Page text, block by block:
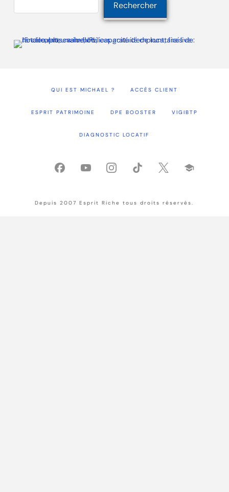
Rechercher
QUI EST MICHAEL ? ACCÈS CLIENT
ESPRIT PATRIMOINE DPE BOOSTER VIGIBTP
DIAGNOSTIC LOCATIF
Depuis 2007 Esprit Riche tous droits réservés.